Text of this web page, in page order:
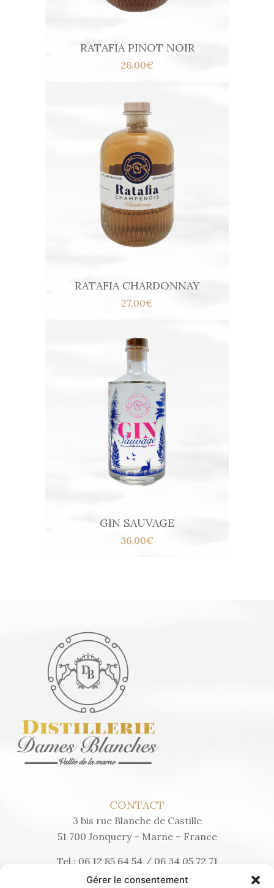
Gérer le consentement
RATAFIA PINOT NOIR
26.00€
RATAFIA CHARDONNAY
27.00€
GIN SAUVAGE
36.00€
CONTACT
3 bis rue Blanche de Castille
51 700 Jonquery – Marne – France
Tel : 06 12 85 64 54/ 06 34 05 72 71
distilleriedesdamesblanches@gmail.com